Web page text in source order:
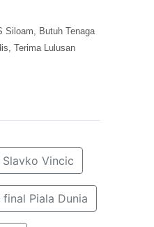
Siloam, Butuh Tenaga
Terima Lulusan
Vincic
final Piala Dunia